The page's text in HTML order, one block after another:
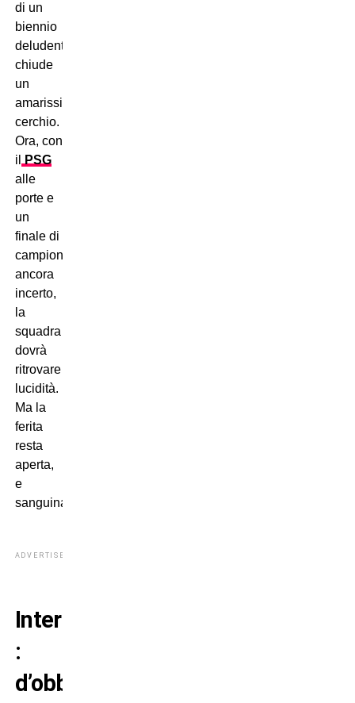
di un
biennio
deludente,
chiude
un
amarissimo
cerchio.
Ora, con
il
PSG
alle
porte e
un
finale di
campionato
ancora
incerto,
la
squadra
dovrà
ritrovare
lucidità.
Ma la
ferita
resta
aperta,
e
sanguina.
ADVERTISEMENT
Inter
:
d’obbligo